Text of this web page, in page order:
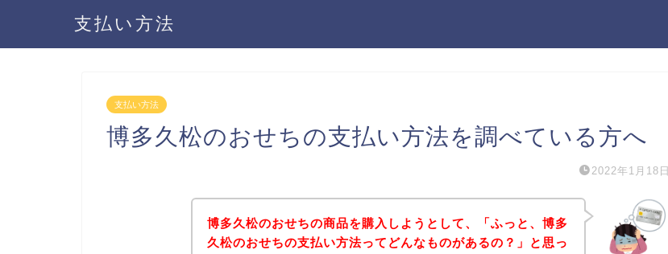
支払い方法
支払い方法
博多久松のおせちの支払い方法を調べている方へ
2022年1月18日
博多久松のおせちの商品を購入しようとして、「ふっと、博多
久松のおせちの支払い方法ってどんなものがあるの？」と思っ